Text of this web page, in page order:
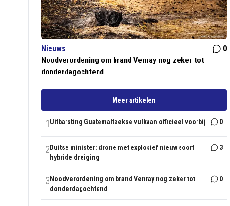
Nieuws
0
Noodverordening om brand Venray nog zeker tot
donderdagochtend
Meer artikelen
1 Uitbarsting Guatemalteekse vulkaan officieel voorbij 0
2 Duitse minister: drone met explosief nieuw soort
hybride dreiging
3
3 Noodverordening om brand Venray nog zeker tot
donderdagochtend
0